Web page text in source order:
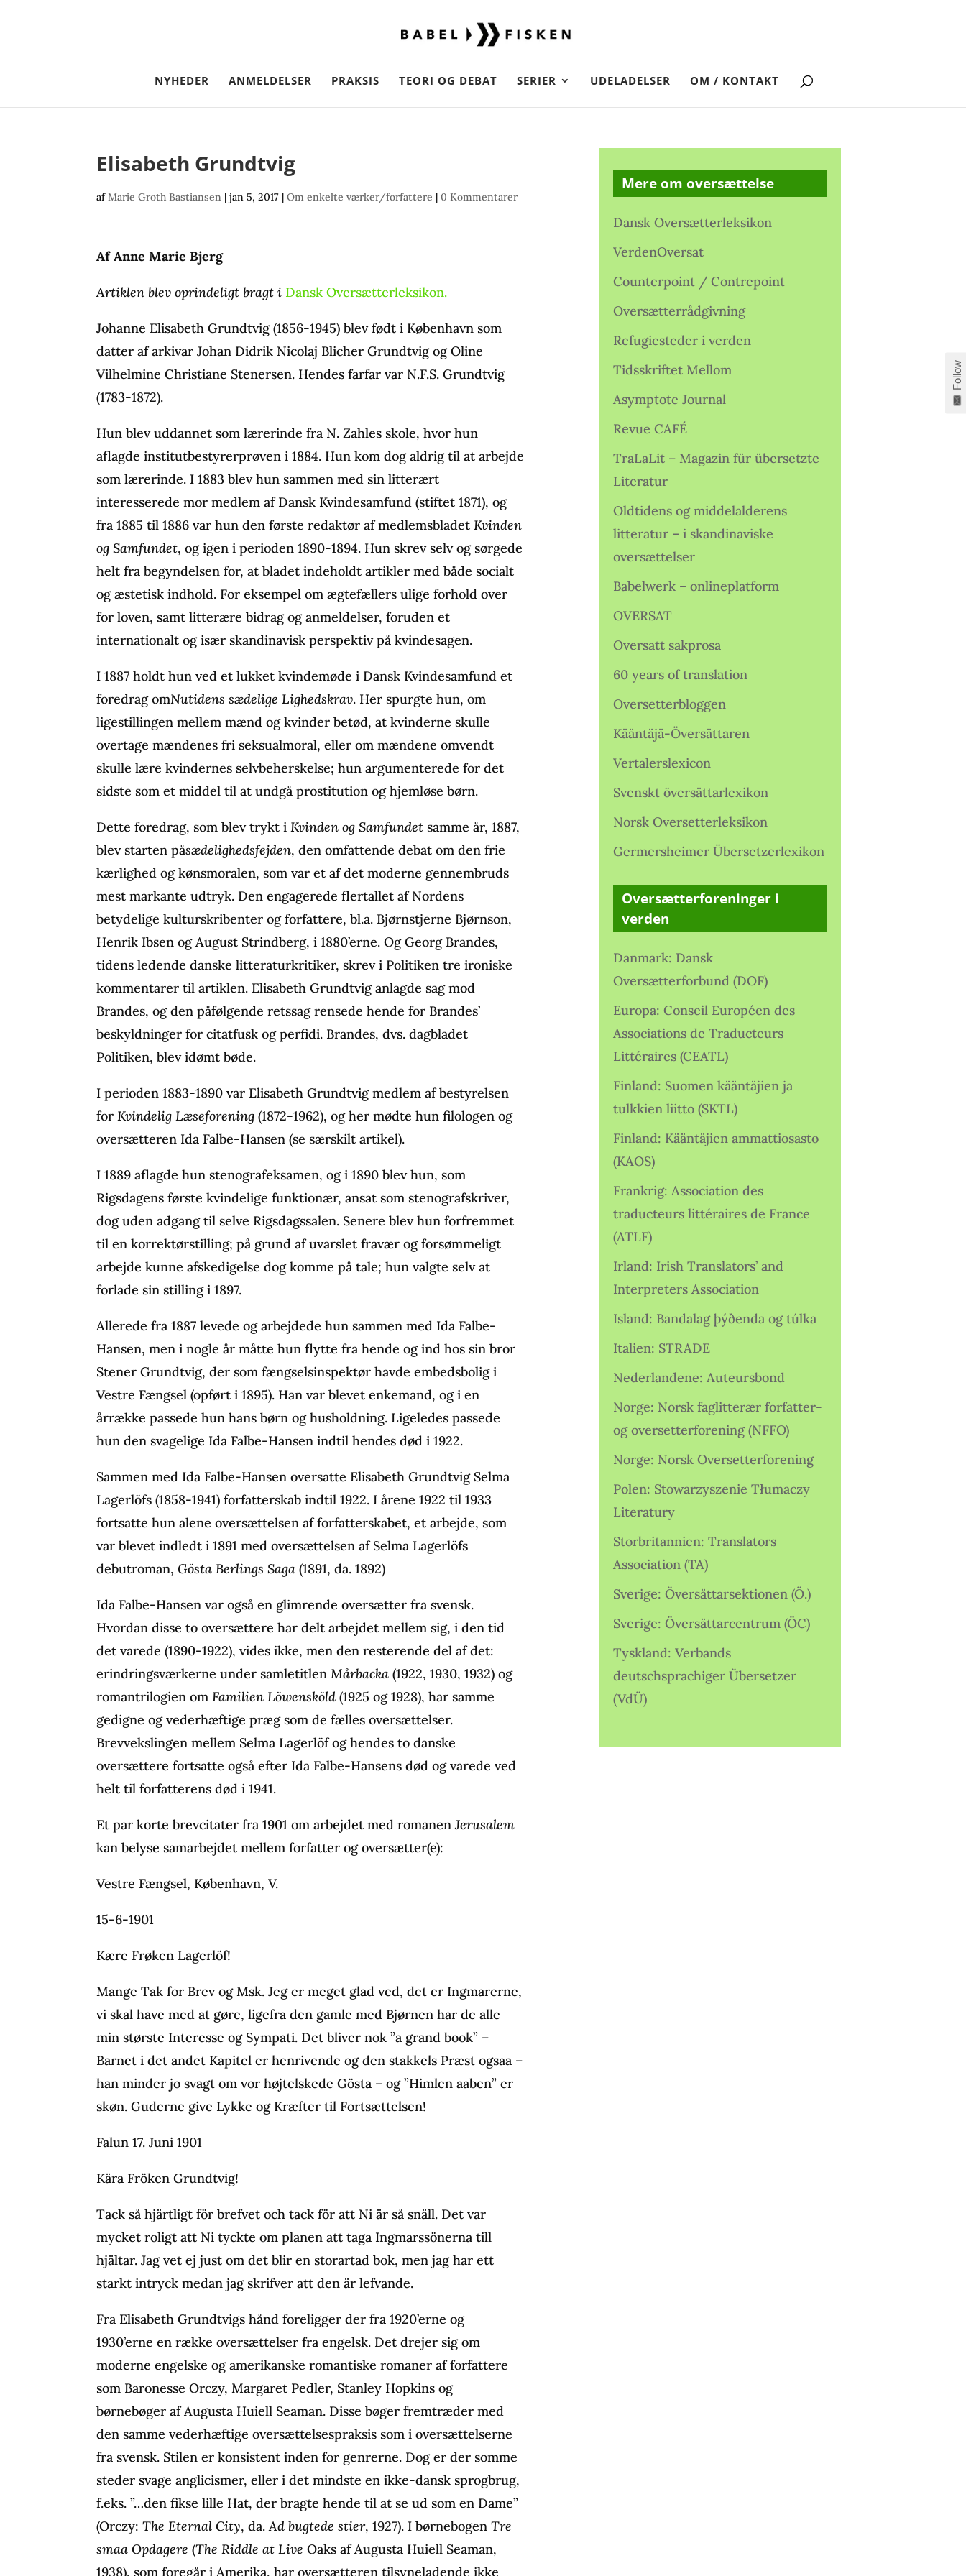
NYHEDER ANMELDELSER PRAKSIS TEORI OG DEBAT SERIER UDELADELSER OM / KONTAKT
Elisabeth Grundtvig
afMarie Groth Bastiansen |jan 5, 2017 |Om enkelte værker/forfattere |0 Kommentarer
Af Anne Marie Bjerg
Artiklen blev oprindeligt bragt i Dansk Oversætterleksikon.
Johanne Elisabeth Grundtvig (1856-1945) blev født i København som
datter af arkivar Johan Didrik Nicolaj Blicher Grundtvig og Oline
Vilhelmine Christiane Stenersen. Hendes farfar var N.F.S. Grundtvig
(1783-1872).
Hun blev uddannet som lærerinde fra N. Zahles skole, hvor hun
aflagde institutbestyrerprøven i 1884. Hun kom dog aldrig til at arbejde
som lærerinde. I 1883 blev hun sammen med sin litterært
interesserede mor medlem af Dansk Kvindesamfund (stiftet 1871), og
fra 1885 til 1886 var hun den første redaktør af medlemsbladetKvinden
og Samfundet, og igen i perioden 1890-1894. Hun skrev selv og sørgede
helt fra begyndelsen for, at bladet indeholdt artikler med både socialt
og æstetisk indhold. For eksempel om ægtefællers ulige forhold over
for loven, samt litterære bidrag og anmeldelser, foruden et
internationalt og især skandinavisk perspektiv på kvindesagen.
I 1887 holdt hun ved et lukket kvindemøde i Dansk Kvindesamfund et
foredrag omNutidens sædelige Lighedskrav. Her spurgte hun, om
ligestillingen mellem mænd og kvinder betød, at kvinderne skulle
overtage mændenes fri seksualmoral, eller om mændene omvendt
skulle lære kvindernes selvbeherskelse; hun argumenterede for det
sidste som et middel til at undgå prostitution og hjemløse børn.
Dette foredrag, som blev trykt iKvinden og Samfundet samme år, 1887,
blev starten påsædelighedsfejden, den omfattende debat om den frie
kærlighed og kønsmoralen, som var et af det moderne gennembruds
mest markante udtryk. Den engagerede flertallet af Nordens
betydelige kulturskribenter og forfattere, bl.a. Bjørnstjerne Bjørnson,
Henrik Ibsen og August Strindberg, i 1880’erne. Og Georg Brandes,
tidens ledende danske litteraturkritiker, skrev i Politiken tre ironiske
kommentarer til artiklen. Elisabeth Grundtvig anlagde sag mod
Brandes, og den påfølgende retssag rensede hende for Brandes’
beskyldninger for citatfusk og perfidi. Brandes, dvs. dagbladet
Politiken, blev idømt bøde.
I perioden 1883-1890 var Elisabeth Grundtvig medlem af bestyrelsen
forKvindelig Læseforening (1872-1962), og her mødte hun filologen og
oversætteren Ida Falbe-Hansen (se særskilt artikel).
I 1889 aflagde hun stenografeksamen, og i 1890 blev hun, som
Rigsdagens første kvindelige funktionær, ansat som stenografskriver,
dog uden adgang til selve Rigsdagssalen. Senere blev hun forfremmet
til en korrektørstilling; på grund af uvarslet fravær og forsømmeligt
arbejde kunne afskedigelse dog komme på tale; hun valgte selv at
forlade sin stilling i 1897.
Allerede fra 1887 levede og arbejdede hun sammen med Ida Falbe-
Hansen, men i nogle år måtte hun flytte fra hende og ind hos sin bror
Stener Grundtvig, der som fængselsinspektør havde embedsbolig i
Vestre Fængsel (opført i 1895). Han var blevet enkemand, og i en
årrække passede hun hans børn og husholdning. Ligeledes passede
hun den svagelige Ida Falbe-Hansen indtil hendes død i 1922.
Sammen med Ida Falbe-Hansen oversatte Elisabeth Grundtvig Selma
Lagerlöfs (1858-1941) forfatterskab indtil 1922. I årene 1922 til 1933
fortsatte hun alene oversættelsen af forfatterskabet, et arbejde, som
var blevet indledt i 1891 med oversættelsen af Selma Lagerlöfs
debutroman,Gösta Berlings Saga (1891, da. 1892)
Ida Falbe-Hansen var også en glimrende oversætter fra svensk.
Hvordan disse to oversættere har delt arbejdet mellem sig, i den tid
det varede (1890-1922), vides ikke, men den resterende del af det:
erindringsværkerne under samletitlenMårbacka (1922, 1930, 1932) og
romantrilogien omFamilien Löwensköld (1925 og 1928), har samme
gedigne og vederhæftige præg som de fælles oversættelser.
Brevvekslingen mellem Selma Lagerlöf og hendes to danske
oversættere fortsatte også efter Ida Falbe-Hansens død og varede ved
helt til forfatterens død i 1941.
Et par korte brevcitater fra 1901 om arbejdet med romanenJerusalem
kan belyse samarbejdet mellem forfatter og oversætter(e):
Vestre Fængsel, København, V.
15-6-1901
Kære Frøken Lagerlöf!
Mange Tak for Brev og Msk. Jeg ermeget glad ved, det er Ingmarerne,
vi skal have med at gøre, ligefra den gamle med Bjørnen har de alle
min største Interesse og Sympati. Det bliver nok ”a grand book” –
Barnet i det andet Kapitel er henrivende og den stakkels Præst ogsaa –
han minder jo svagt om vor højtelskede Gösta – og ”Himlen aaben” er
skøn. Guderne give Lykke og Kræfter til Fortsættelsen!
Falun 17. Juni 1901
Kära Fröken Grundtvig!
Tack så hjärtligt för brefvet och tack för att Ni är så snäll. Det var
mycket roligt att Ni tyckte om planen att taga Ingmarssönerna till
hjältar. Jag vet ej just om det blir en storartad bok, men jag har ett
starkt intryck medan jag skrifver att den är lefvande.
Fra Elisabeth Grundtvigs hånd foreligger der fra 1920’erne og
1930’erne en række oversættelser fra engelsk. Det drejer sig om
moderne engelske og amerikanske romantiske romaner af forfattere
som Baronesse Orczy, Margaret Pedler, Stanley Hopkins og
børnebøger af Augusta Huiell Seaman. Disse bøger fremtræder med
den samme vederhæftige oversættelsespraksis som i oversættelserne
fra svensk. Stilen er konsistent inden for genrerne. Dog er der somme
steder svage anglicismer, eller i det mindste en ikke-dansk sprogbrug,
f.eks. ”…den fikse lille Hat, der bragte hende til at se ud som en Dame”
(Orczy:The Eternal City, da.Ad bugtede stier, 1927). I børnebogenTre
smaa Opdagere (The Riddle at LiveOaks af Augusta Huiell Seaman,
1938), som foregår i Amerika, har oversætteren tilsyneladende ikke
Mere om oversættelse
Dansk Oversætterleksikon
VerdenOversat
Counterpoint / Contrepoint
Oversætterrådgivning
Refugiesteder i verden
Tidsskriftet Mellom
Asymptote Journal
Revue CAFÉ
TraLaLit – Magazin für übersetzte
Literatur
Oldtidens og middelalderens
litteratur – i skandinaviske
oversættelser
Babelwerk – onlineplatform
OVERSAT
Oversatt sakprosa
60 years of translation
Oversetterbloggen
Kääntäjä-Översättaren
Vertalerslexicon
Svenskt översättarlexikon
Norsk Oversetterleksikon
Germersheimer Übersetzerlexikon
Oversætterforeninger i
verden
Danmark: Dansk
Oversætterforbund (DOF)
Europa: Conseil Européen des
Associations de Traducteurs
Littéraires (CEATL)
Finland: Suomen kääntäjien ja
tulkkien liitto (SKTL)
Finland: Kääntäjien ammattiosasto
(KAOS)
Frankrig: Association des
traducteurs littéraires de France
(ATLF)
Irland: Irish Translators’ and
Interpreters Association
Island: Bandalag þýðenda og túlka
Italien: STRADE
Nederlandene: Auteursbond
Norge: Norsk faglitterær forfatter-
og oversetterforening (NFFO)
Norge: Norsk Oversetterforening
Polen: Stowarzyszenie Tłumaczy
Literatury
Storbritannien: Translators
Association (TA)
Sverige: Översättarsektionen (Ö.)
Sverige: Översättarcentrum (ÖC)
Tyskland: Verbands
deutschsprachiger Übersetzer
(VdÜ)
Follow